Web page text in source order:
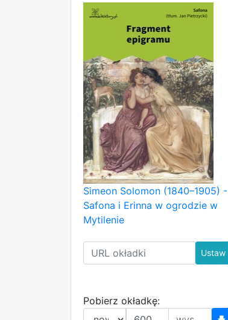
Simeon Solomon (1840–1905) -
Safona i Erinna w ogrodzie w
Mytilenie
Ustaw
Pobierz okładkę: